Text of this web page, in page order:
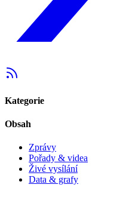
Kategorie
Obsah
Zprávy
Pořady & videa
Živé vysílání
Data & grafy